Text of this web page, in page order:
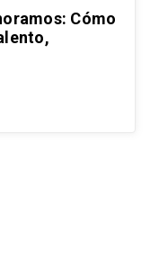
Cómo